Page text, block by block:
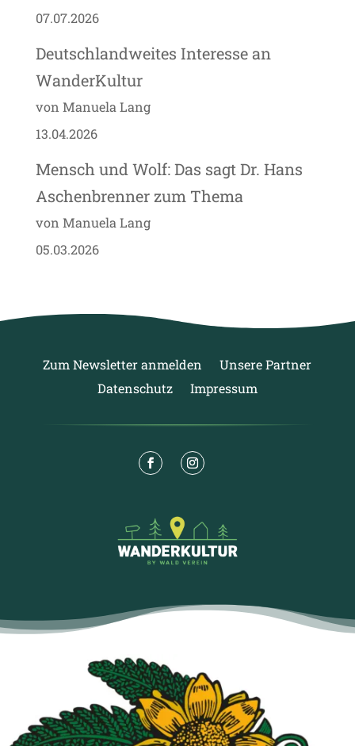
07.07.2026
Deutschlandweites Interesse an
WanderKultur
von Manuela Lang
13.04.2026
Mensch und Wolf: Das sagt Dr. Hans
Aschenbrenner zum Thema
von Manuela Lang
05.03.2026
Zum Newsletter anmelden
Unsere Partner
Datenschutz
Impressum